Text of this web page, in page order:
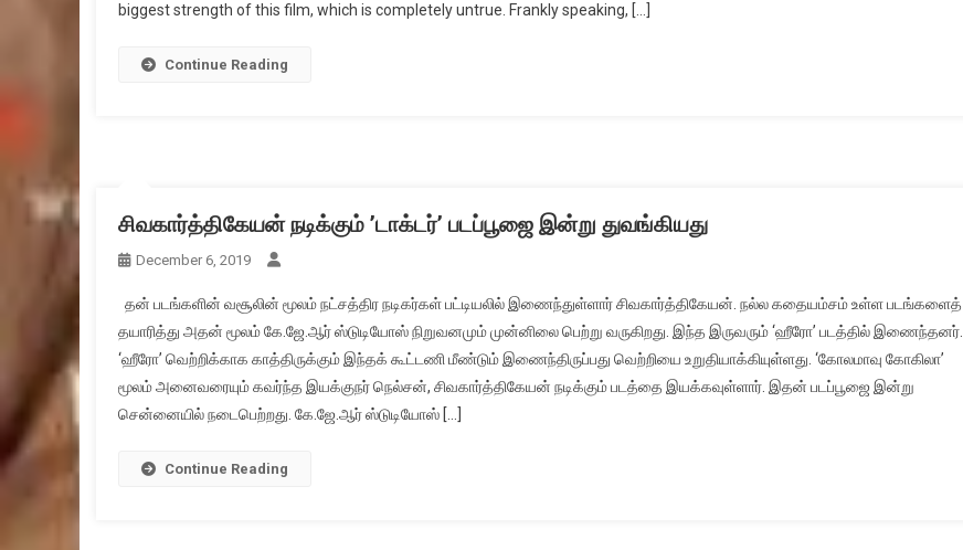
biggest strength of this film, which is completely untrue. Frankly speaking, […]
Continue Reading
சிவகார்த்திகேயன் நடிக்கும் ’டாக்டர்’ படப்பூஜை இன்று துவங்கியது
December 6, 2019
தன் படங்களின் வசூலின் மூலம் நட்சத்திர நடிகர்கள் பட்டியலில் இணைந்துள்ளார் சிவகார்த்திகேயன். நல்ல கதையம்சம் உள்ள படங்களைத்
தயாரித்து அதன் மூலம் கே.ஜே.ஆர் ஸ்டுடியோஸ் நிறுவனமும் முன்னிலை பெற்று வருகிறது. இந்த இருவரும் ‘ஹீரோ’ படத்தில் இணைந்தனர்.
‘ஹீரோ’ வெற்றிக்காக காத்திருக்கும் இந்தக் கூட்டணி மீண்டும் இணைந்திருப்பது வெற்றியை உறுதியாக்கியுள்ளது. ‘கோலமாவு கோகிலா’
மூலம் அனைவரையும் கவர்ந்த இயக்குநர் நெல்சன், சிவகார்த்திகேயன் நடிக்கும் படத்தை இயக்கவுள்ளார். இதன் படப்பூஜை இன்று
சென்னையில் நடைபெற்றது. கே.ஜே.ஆர் ஸ்டுடியோஸ் […]
Continue Reading